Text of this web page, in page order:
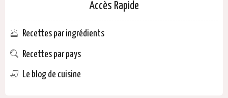
Accès Rapide
Recettes par ingrédients
Recettes par pays
Le blog de cuisine